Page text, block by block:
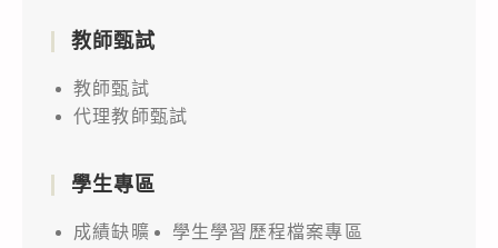
教師甄試
教師甄試
代理教師甄試
學生專區
成績缺曠
學生學習歷程檔案專區